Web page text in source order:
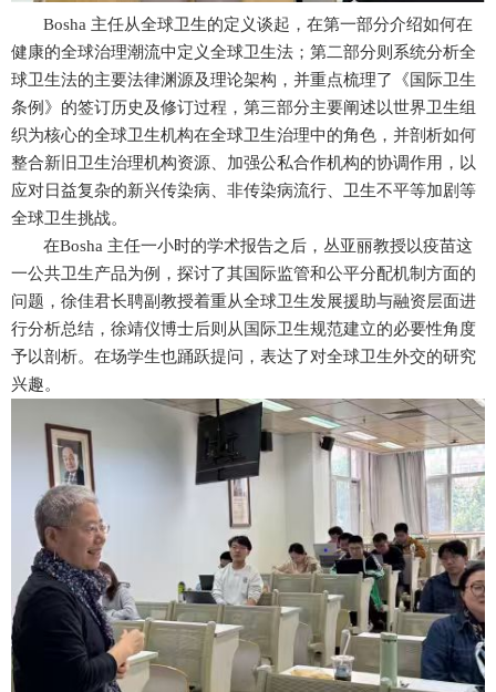
Bosha 主任从全球卫生的定义谈起，在第一部分介绍如何在
健康的全球治理潮流中定义全球卫生法；第二部分则系统分析全
球卫生法的主要法律渊源及理论架构，并重点梳理了《国际卫生
条例》的签订历史及修订过程，第三部分主要阐述以世界卫生组
织为核心的全球卫生机构在全球卫生治理中的角色，并剖析如何
整合新旧卫生治理机构资源、加强公私合作机构的协调作用，以
应对日益复杂的新兴传染病、非传染病流行、卫生不平等加剧等
全球卫生挑战。
在Bosha 主任一小时的学术报告之后，丛亚丽教授以疫苗这
一公共卫生产品为例，探讨了其国际监管和公平分配机制方面的
问题，徐佳君长聘副教授着重从全球卫生发展援助与融资层面进
行分析总结，徐靖仪博士后则从国际卫生规范建立的必要性角度
予以剖析。在场学生也踊跃提问，表达了对全球卫生外交的研究
兴趣。